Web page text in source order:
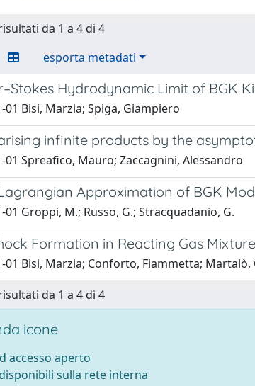
da 1 a 4 di 4
esporta metadati
Hydrodynamic Limit of BGK
01 Bisi, Marzia; Spiga, Giampiero
infinite products by the
01 Spreafico, Mauro; Zaccagnini, Alessandro
Approximation of BGK
01 Groppi, M.; Russo, G.; Stracquadanio, G.
Formation in Reacting Gas
01 Bisi, Marzia; Conforto, Fiammetta; Martalò,
da 1 a 4 di 4
icone
accesso aperto
sulla rete interna